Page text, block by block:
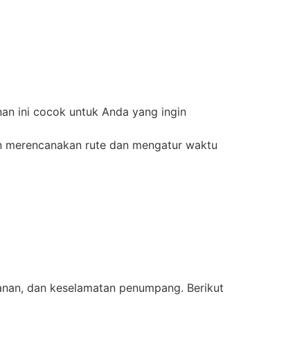
ini cocok untuk Anda yang ingin
rute dan mengatur waktu
dan keselamatan penumpang. Berikut